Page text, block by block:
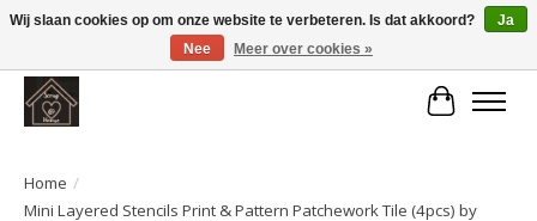
Large selection of products and fast shipping!
Home /
Mini Layered Stencils Print & Pattern Patchework Tile (4pcs) by
Wij slaan cookies op om onze website te verbeteren. Is dat akkoord?
Ja
Nee
Meer over cookies »